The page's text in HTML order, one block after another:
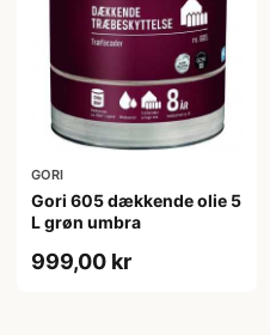
GORI
Gori 605 dækkende olie 5
L grøn umbra
999,00 kr